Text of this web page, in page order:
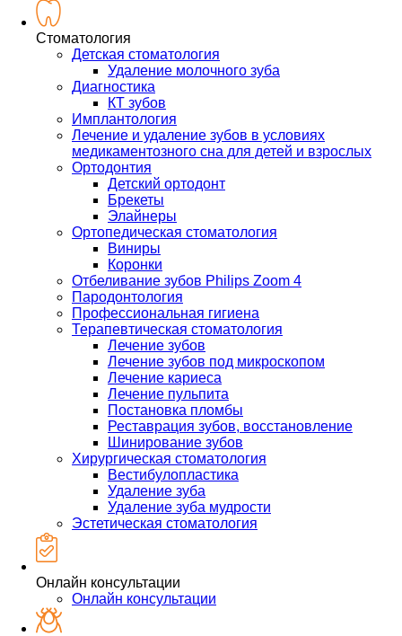
Стоматология
Детская стоматология
Удаление молочного зуба
Диагностика
КТ зубов
Имплантология
Лечение и удаление зубов в условиях
медикаментозного сна для детей и взрослых
Ортодонтия
Детский ортодонт
Брекеты
Элайнеры
Ортопедическая стоматология
Виниры
Коронки
Отбеливание зубов Philips Zoom 4
Пародонтология
Профессиональная гигиена
Терапевтическая стоматология
Лечение зубов
Лечение зубов под микроскопом
Лечение кариеса
Лечение пульпита
Постановка пломбы
Реставрация зубов, восстановление
Шинирование зубов
Хирургическая стоматология
Вестибулопластика
Удаление зуба
Удаление зуба мудрости
Эстетическая стоматология
Онлайн консультации
Онлайн консультации